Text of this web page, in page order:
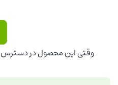
وقتی این محصول در دسترس